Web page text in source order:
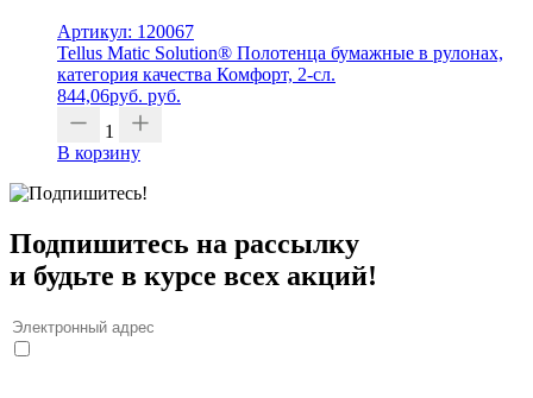
Артикул: 120067
Tellus Matic Solution® Полотенца бумажные в рулонах,
категория качества Комфорт, 2-сл.
844,06руб. руб.
1
В корзину
Подпишитесь на рассылку
и будьте в курсе всех акций!